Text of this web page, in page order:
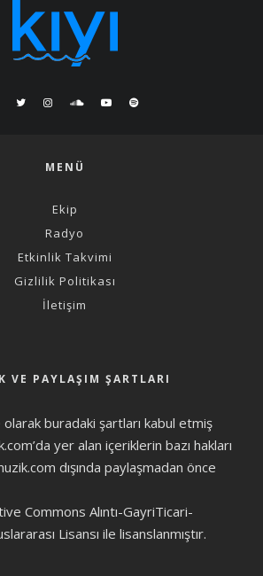
MENÜ
Ekip
Radyo
Etkinlik Takvimi
Gizlilik Politikası
İletişim
VE PAYLAŞIM ŞARTLARI
olarak buradaki şartları kabul etmiş
yer alan içeriklerin bazı hakları
dışında paylaşmadan önce
Commons Alıntı-GayriTicari-
Lisansı ile lisanslanmıştır.